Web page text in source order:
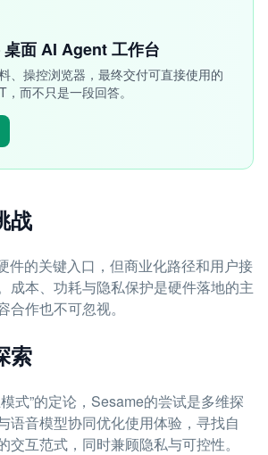
面 AI Agent 工作台
、操控浏览器，最终交付可直接使用的
而不只是一段回答。
战
件的关键入口，但商业化路径和用户接
成本、功耗与隐私保护是硬件落地的主
作也不可忽视。
索
式”的定论，Sesame的尝试是多维探
语音模型协同优化使用体验，寻找自
交互范式，同时兼顾隐私与可控性。